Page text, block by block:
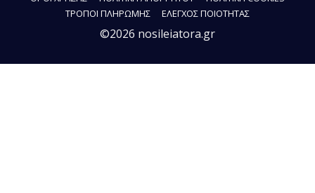
ΤΡΟΠΟΙ ΠΛΗΡΩΜΗΣ
ΕΛΕΓΧΟΣ ΠΟΙΟΤΗΤΑΣ
©2026 nosileiatora.gr